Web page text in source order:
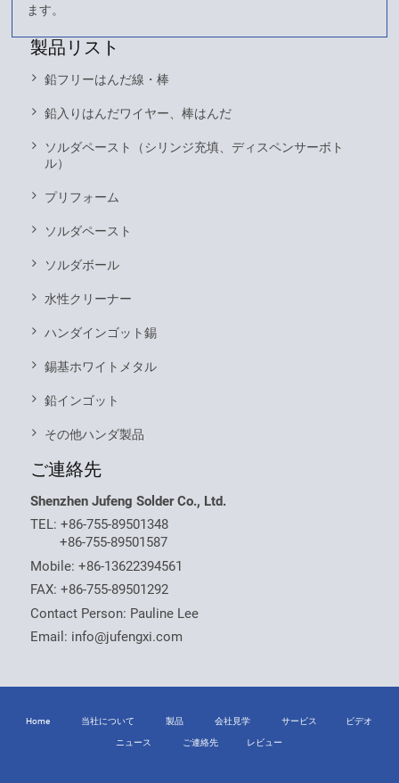
ます。
製品リスト
鉛フリーはんだ線・棒
鉛入りはんだワイヤー、棒はんだ
ソルダペースト（シリンジ充填、ディスペンサーボト
ル）
プリフォーム
ソルダペースト
ソルダボール
水性クリーナー
ハンダインゴット錫
錫基ホワイトメタル
鉛インゴット
その他ハンダ製品
ご連絡先
Shenzhen Jufeng Solder Co., Ltd.
TEL:+86-755-89501348
+86-755-89501587
Mobile:+86-13622394561
FAX: +86-755-89501292
Contact Person: Pauline Lee
Email: info@jufengxi.com
Home 当社について 製品 会社見学 サービス ビデオ
ニュース ご連絡先 レビュー